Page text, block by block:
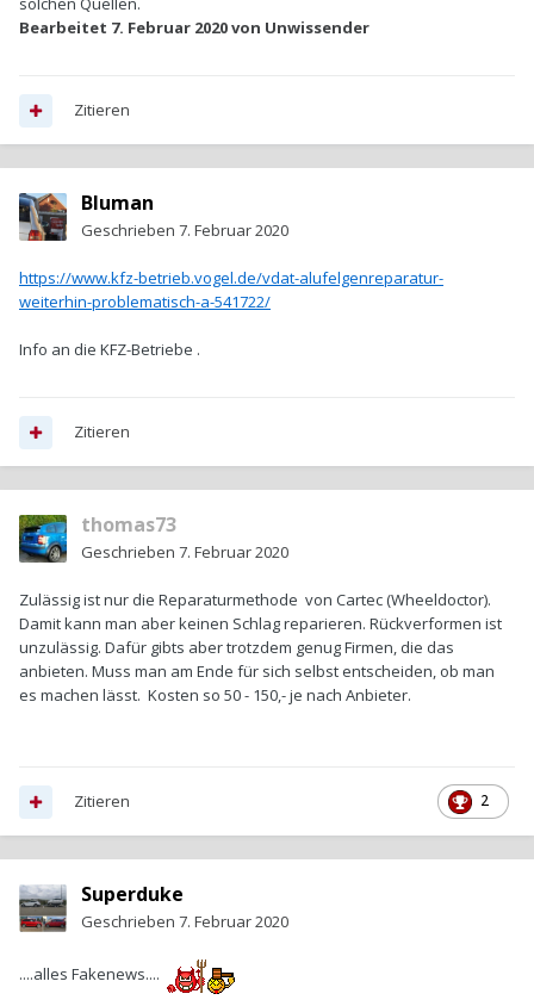
Bearbeitet 7. Februar 2020von Unwissender
Zitieren
Bluman
Geschrieben 7. Februar 2020
https://www.kfz-betrieb.vogel.de/vdat-alufelgenreparatur-
weiterhin-problematisch-a-541722/
Info an die KFZ-Betriebe .
Zitieren
thomas73
Geschrieben 7. Februar 2020
Zulässig ist nur die Reparaturmethode von Cartec (Wheeldoctor).
Damit kann man aber keinen Schlag reparieren. Rückverformen ist
unzulässig. Dafür gibts aber trotzdem genug Firmen, die das
anbieten. Muss man am Ende für sich selbst entscheiden, ob man
es machen lässt. Kosten so 50 - 150,- je nach Anbieter.
2
Zitieren
Superduke
Geschrieben 7. Februar 2020
....alles Fakenews....